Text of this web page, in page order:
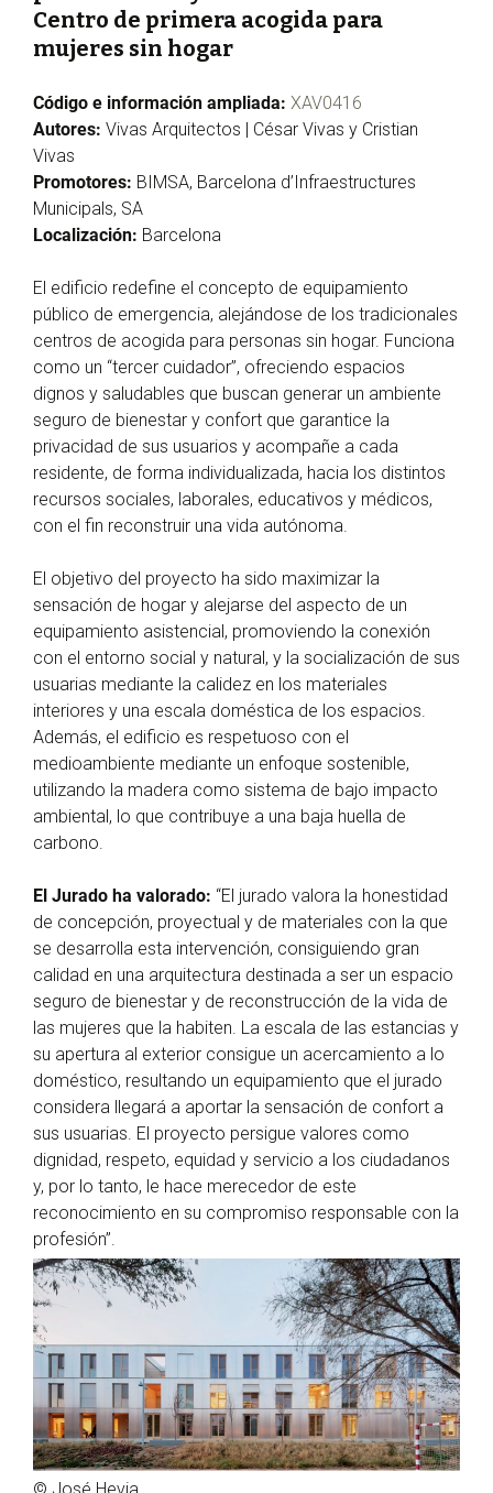
Centro de primera acogida para
mujeres sin hogar
Código e información ampliada: XAV0416
Autores: Vivas Arquitectos | César Vivas y Cristian
Vivas
Promotores: BIMSA, Barcelona d’Infraestructures
Municipals, SA
Localización: Barcelona
El edificio redefine el concepto de equipamiento
público de emergencia, alejándose de los tradicionales
centros de acogida para personas sin hogar. Funciona
como un “tercer cuidador”, ofreciendo espacios
dignos y saludables que buscan generar un ambiente
seguro de bienestar y confort que garantice la
privacidad de sus usuarios y acompañe a cada
residente, de forma individualizada, hacia los distintos
recursos sociales, laborales, educativos y médicos,
con el fin reconstruir una vida autónoma.
El objetivo del proyecto ha sido maximizar la
sensación de hogar y alejarse del aspecto de un
equipamiento asistencial, promoviendo la conexión
con el entorno social y natural, y la socialización de sus
usuarias mediante la calidez en los materiales
interiores y una escala doméstica de los espacios.
Además, el edificio es respetuoso con el
medioambiente mediante un enfoque sostenible,
utilizando la madera como sistema de bajo impacto
ambiental, lo que contribuye a una baja huella de
carbono.
El Jurado ha valorado: “El jurado valora la honestidad
de concepción, proyectual y de materiales con la que
se desarrolla esta intervención, consiguiendo gran
calidad en una arquitectura destinada a ser un espacio
seguro de bienestar y de reconstrucción de la vida de
las mujeres que la habiten. La escala de las estancias y
su apertura al exterior consigue un acercamiento a lo
doméstico, resultando un equipamiento que el jurado
considera llegará a aportar la sensación de confort a
sus usuarias. El proyecto persigue valores como
dignidad, respeto, equidad y servicio a los ciudadanos
y, por lo tanto, le hace merecedor de este
reconocimiento en su compromiso responsable con la
profesión”.